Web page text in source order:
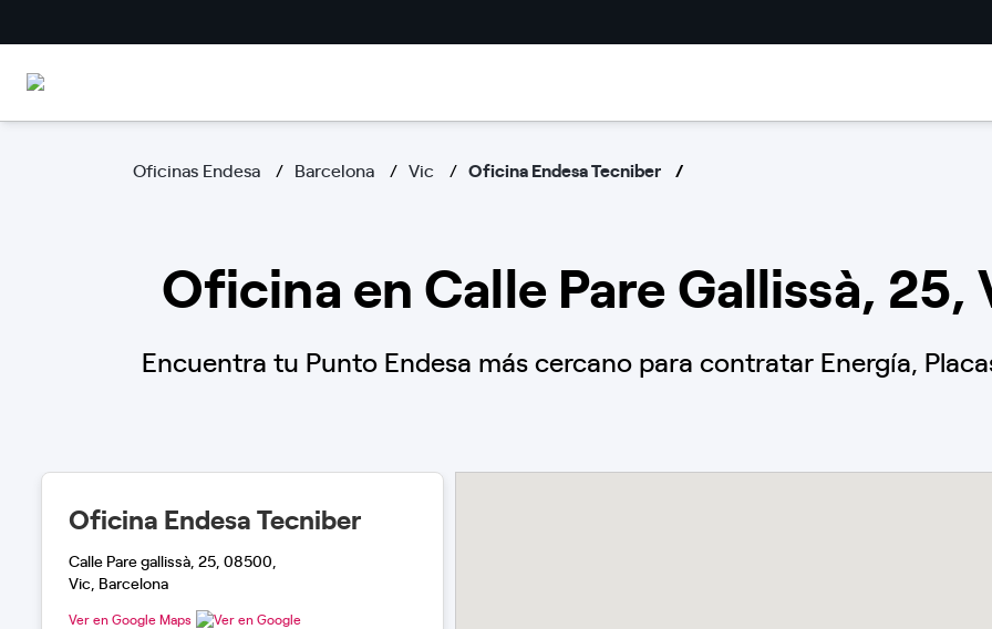
Oficinas Endesa Barcelona Vic Oficina Endesa Tecniber
Oficina en Calle Pare Gallissà, 25,
Encuentra tu Punto Endesa más cercano para contratar Energía,
Oficina Endesa Tecniber
Calle Pare gallissà, 25, 08500,
Vic, Barcelona
Ver en Google Maps